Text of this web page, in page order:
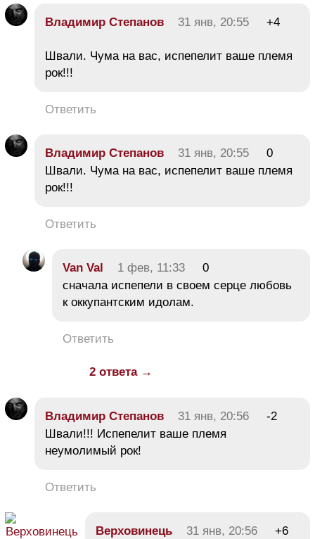
Владимир Степанов 31 янв, 20:55 +4
Швали. Чума на вас, испепелит ваше племя
рок!!!
Ответить
Владимир Степанов 31 янв, 20:55
0
Швали. Чума на вас, испепелит ваше племя
рок!!!
Ответить
Van Val 1 фев, 11:33
0
сначала испепели в своем серце любовь
к оккупантским идолам.
Ответить
2 ответа →
Владимир Степанов 31 янв, 20:56
-2
Швали!!! Испепелит ваше племя
неумолимый рок!
Ответить
Верховинець 31 янв, 20:56 +6